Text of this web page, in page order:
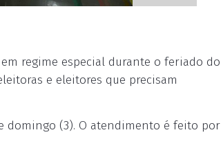
regime especial durante o feriado do
e eleitores que precisam
domingo (3). O atendimento é feito por